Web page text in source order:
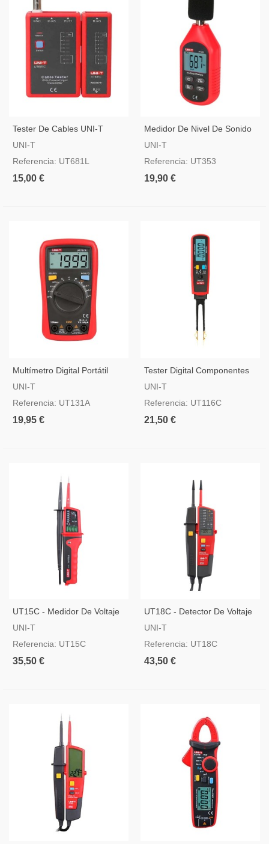
Tester De Cables UNI-T
UNI-T
Referencia: UT681L
15,00 €
Medidor De Nivel De Sonido
UNI-T
UNI-T
Referencia: UT353
19,90 €
Multímetro Digital Portátil
UNI-T
UNI-T
Referencia: UT131A
19,95 €
Tester Digital Componentes
SMD UNI-T
UNI-T
Referencia: UT116C
21,50 €
UT15C - Medidor De Voltaje
Tipo Lápiz Con Display LCD
UNI-T
Referencia: UT15C
35,50 €
UT18C - Detector De Voltaje
AC/DC Sin Contacto
UNI-T
Referencia: UT18C
43,50 €